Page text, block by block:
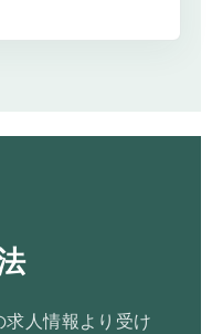
人情報より受け